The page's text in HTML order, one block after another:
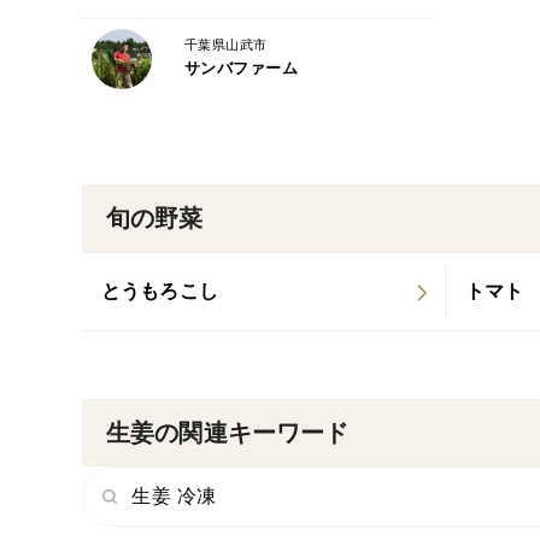
旬の野菜
とうもろこし トマト
千葉県山武市
サンバファーム
生姜の関連キーワード
生姜 冷凍